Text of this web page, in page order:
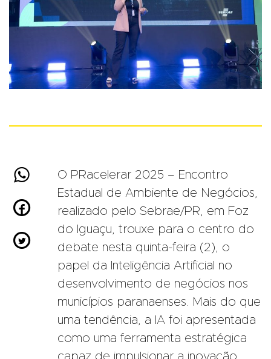



O PRacelerar 2025 – Encontro
Estadual de Ambiente de Negócios,
realizado pelo Sebrae/PR, em Foz
do Iguaçu, trouxe para o centro do
debate nesta quinta-feira (2), o
papel da Inteligência Artificial no
desenvolvimento de negócios nos
municípios paranaenses. Mais do que
uma tendência, a IA foi apresentada
como uma ferramenta estratégica
capaz de impulsionar a inovação